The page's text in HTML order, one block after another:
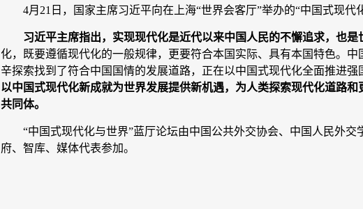
4月21日，国家主席习近平向在上海“世界会客厅”举办的“中国式现代
习近平主席指出，实现现代化是近代以来中国人民的不懈追求，也是
化，既要遵循现代化的一般规律，更要符合本国实际、具有本国特色。
辛探索找到了符合中国国情的发展道路，正在以中国式现代化全面推进强
以中国式现代化新成就为世界发展提供新机遇，为人类探索现代化道路
共同体。
“中国式现代化与世界”蓝厅论坛由中国公共外交协会、中国人民外
府、智库、媒体代表参加。